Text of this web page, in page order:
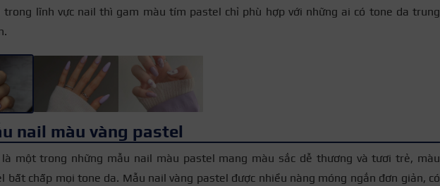
trong lĩnh vực nail thì gam màu tím pastel chỉ phù hợp với những ai có tone da trung
nail màu vàng pastel
một trong những mẫu nail màu pastel mang màu sắc dễ thương và tươi trẻ, màu
bất chấp mọi tone da. Mẫu nail vàng pastel được nhiều nàng móng ngắn đơn giản, có